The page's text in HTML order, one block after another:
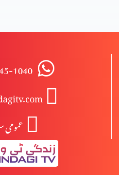
انبیاء و بزرگ – یسعیاہ (حصہ 2)
انبیاء و بزرگ- یسعیاہ
1040